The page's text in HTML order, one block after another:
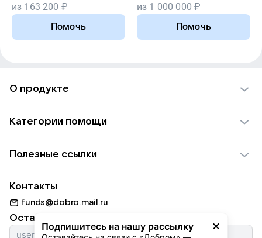
из 163 200 ₽
Помочь
из 1 000 000 ₽
Помочь
Подпишитесь на нашу рассылку
О продукте
Использование материалов
Для НКО
Партнерам
Категории помощи
Пожилым
Животным
Природе
Полезные ссылки
Добрый день
Истории
Контакты
funds@dobro.mail.ru
Оставайтесь с нами